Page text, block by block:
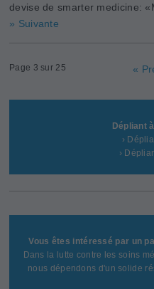
devise de smarter medicine:
» Suivante
Page 3 sur 25 «
Dépliant
›
›
Vous êtes intéressé par un
Dans la lutte contre les soins
nous dépendons d'un solide